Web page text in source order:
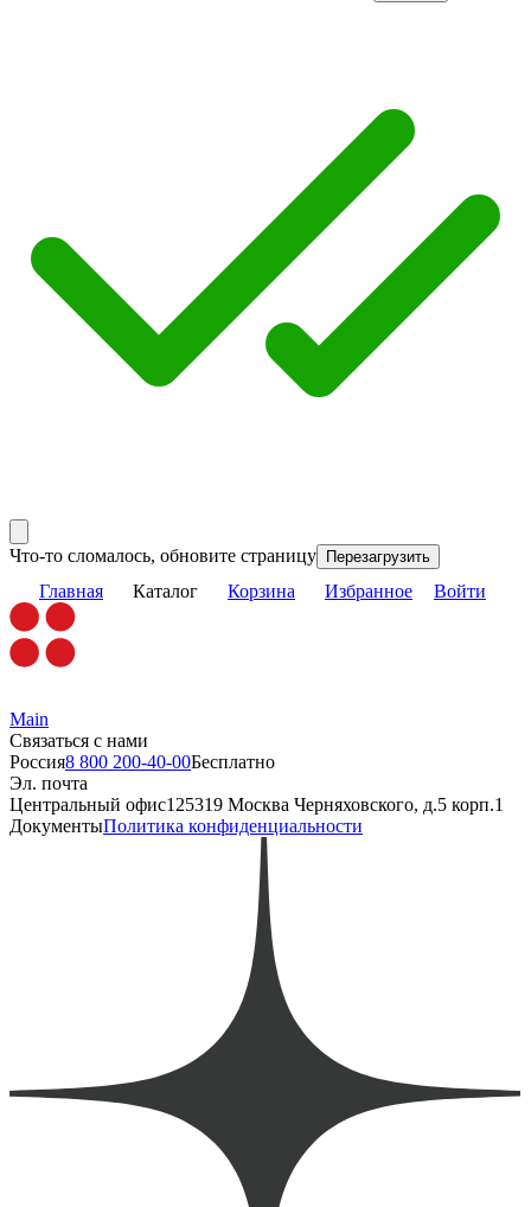
Что-то сломалось, обновите страницу Перезагрузить
Главная Каталог Корзина Избранное Войти
Main
Связаться с нами
Россия8 800 200-40-00Бесплатно
Эл. почта
Центральный офис125319 Москва Черняховского, д.5 корп.1
ДокументыПолитика конфиденциальности